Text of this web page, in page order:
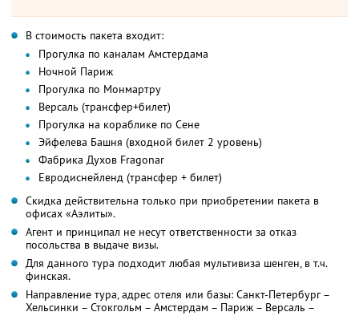
В стоимость пакета входит:
Прогулка по каналам Амстердама
Ночной Париж
Прогулка по Монмартру
Версаль (трансфер+билет)
Прогулка на кораблике по Сене
Эйфелева Башня (входной билет 2 уровень)
Фабрика Духов Fragonar
Евродиснейленд (трансфер + билет)
Скидка действительна только при приобретении пакета в
офисах «Аэлиты».
Агент и принципал не несут ответственности за отказ
посольства в выдаче визы.
Для данного тура подходит любая мультивиза шенген, в т.ч.
финская.
Направление тура, адрес отеля или базы: Санкт-Петербург –
Хельсинки – Стокгольм – Амстердам – Париж – Версаль –